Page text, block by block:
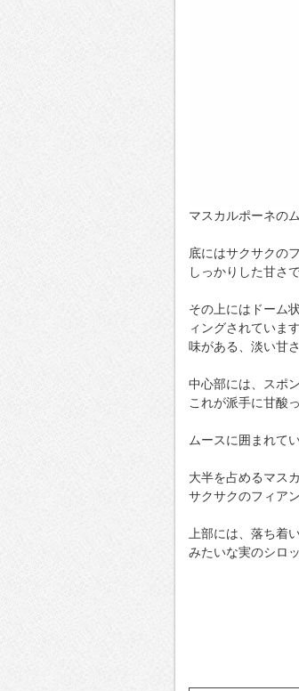
マスカルポーネの
底にはサクサクの
しっかりした甘さ
その上にはドーム
ィングされていま
味がある、淡い甘
中心部には、スポ
これが派手に甘酸
ムースに囲まれて
大半を占めるマス
サクサクのフィア
上部には、落ち着
みたいな実のシロ